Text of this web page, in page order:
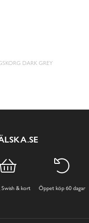
DARK GREY
Swish & kort Öppet köp 60 dagar